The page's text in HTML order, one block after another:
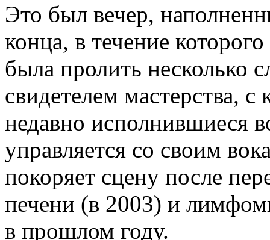
Это был вечер,
конца, в течение
была пролить несколько
свидетелем мастерства,
недавно исполнившиеся
управляется со своим
покоряет сцену после
печени (в 2003) и
в прошлом году.